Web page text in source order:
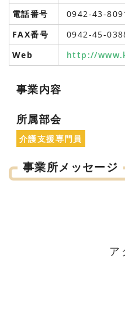
電話番号
0942-43-
FAX番号
0942-45-
Web
http://
事業内容
所属部会
介護支援専門員
事業所メッセージ
ア